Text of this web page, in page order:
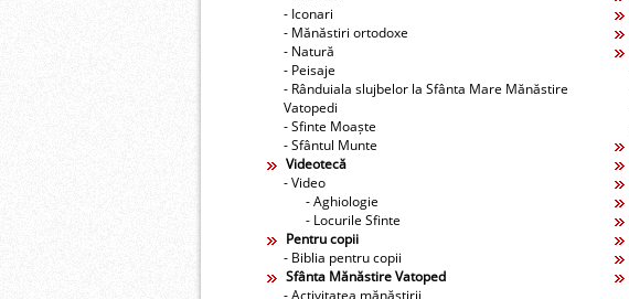
- Iconari
- Mănăstiri ortodoxe
- Natură
- Peisaje
- Rânduiala slujbelor la Sfânta Mare Mănăstire
Vatopedi
- Sfinte Moaște
- Sfântul Munte
Videotecă
- Video
- Aghiologie
- Locurile Sfinte
Pentru copii
- Biblia pentru copii
Sfânta Mănăstire Vatoped
- Activitatea mănăstirii